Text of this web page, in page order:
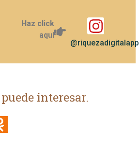
Haz click
aquí
@riquezadigitalapp
interesar.